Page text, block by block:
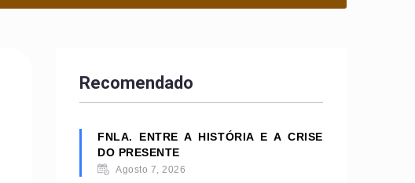
Recomendado
FNLA. ENTRE A HISTÓRIA E A CRISE
DO PRESENTE
Agosto 7, 2026